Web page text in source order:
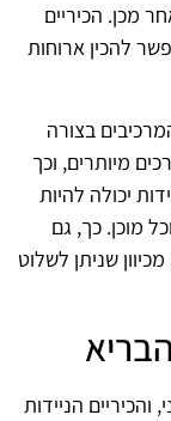
מכן. הכיריים
להכין ארוחות
בצורה
מיותרים, וכך
יכולה להיות
מוכן. כך, גם
שניתן לשלוט
הניידות